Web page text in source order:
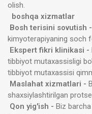
olish.
boshqa xizmatlar
Bosh terisini sovutish -
kimyoterapiyaning soch
Ekspert fikri klinikasi -
tibbiyot mutaxassisligi
tibbiyot mutaxassisi
Maslahat xizmatlari -
shaxsiylashtirilgan
Qon yig'ish - Biz